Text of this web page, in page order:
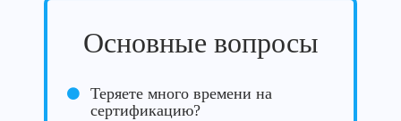
Основные вопросы
Теряете много времени на
сертификацию?